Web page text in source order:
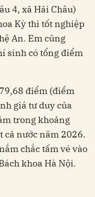
4, xã Hải Châu)
Kỳ thi tốt nghiệp
An. Em cũng
sinh có tổng điểm
điểm (điểm
giá tư duy của
trong khoảng
cả nước năm 2026.
chắc tấm vé vào
khoa Hà Nội.